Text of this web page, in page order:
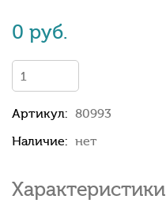
0 руб.
Артикул: 80993
Наличие: нет
Характеристики